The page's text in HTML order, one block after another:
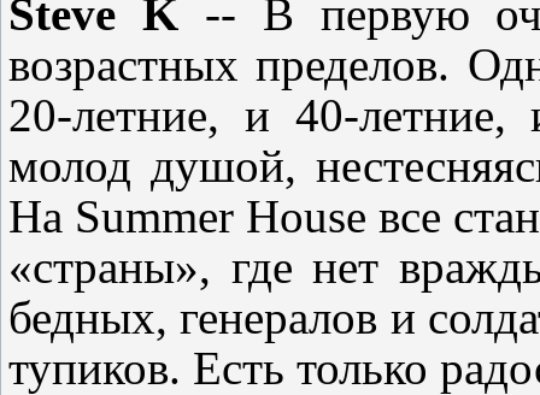
Steve K -- В первую
возрастных пределов.
20-летние, и 40-летние,
молод душой,
На Summer House все
«страны», где нет
бедных, генералов и
тупиков. Есть только